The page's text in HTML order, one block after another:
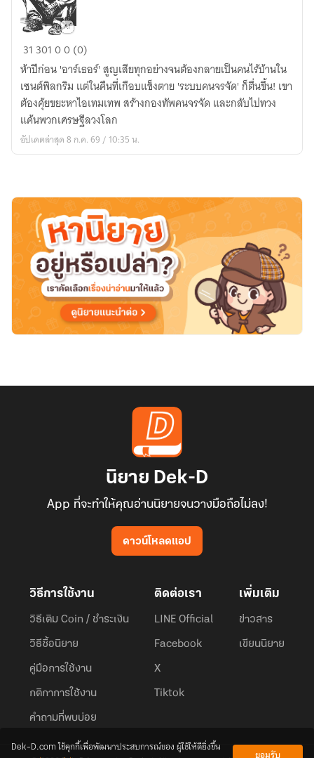
The
Vagrant
System
:
ระบบ
คนจร
จัด
31 30100 (0)
ห้าปีก่อน 'อาร์เธอร์' สูญเสียทุกอย่างจนต้องกลายเป็นคนไร้บ้านใน
เซนต์พิลกริม แต่ในคืนที่เกือบแข็งตาย 'ระบบคนจรจัด' ก็ตื่นขึ้น! เขา
ต้องคุ้ยขยะหาไอเทมเทพ สร้างกองทัพคนจรจัด และกลับไปทวง
แค้นพวกเศรษฐีลวงโลก
อัปเดตล่าสุด 8 ก.ค. 69 / 10:35 น.
นิยาย Dek-D
App ที่จะทำให้คุณอ่านนิยายจนวางมือถือไม่ลง!
ดาวน์โหลดแอป
วิธีการใช้งาน
วิธีเติม Coin / ชำระเงิน
วิธีซื้อนิยาย
คู่มือการใช้งาน
กติกาการใช้งาน
คำถามที่พบบ่อย
ติดต่อเรา
LINE Official
Facebook
X
Tiktok
เพิ่มเติม
ข่าวสาร
เขียนนิยาย
Dek-D.com ใช้คุกกี้เพื่อพัฒนาประสบการณ์ของ ผู้ใช้ให้ดียิ่งขึ้น